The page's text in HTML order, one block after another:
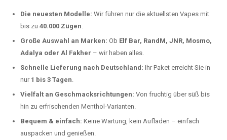
Die neuesten Modelle: Wir führen nur die aktuellsten Vapes mit
bis zu 40.000 Zügen.
Große Auswahl an Marken: Ob Elf Bar, RandM, JNR, Mosmo,
Adalya oder Al Fakher – wir haben alles.
Schnelle Lieferung nach Deutschland: Ihr Paket erreicht Sie in
nur 1 bis 3 Tagen.
Vielfalt an Geschmacksrichtungen: Von fruchtig über süß bis
hin zu erfrischenden Menthol-Varianten.
Bequem & einfach: Keine Wartung, kein Aufladen – einfach
auspacken und genießen.